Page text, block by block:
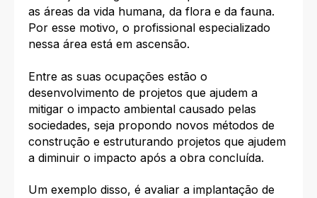
as áreas da vida humana, da flora e da fauna.
Por esse motivo, o profissional especializado
nessa área está em ascensão.
Entre as suas ocupações estão o
desenvolvimento de projetos que ajudem a
mitigar o impacto ambiental causado pelas
sociedades, seja propondo novos métodos de
construção e estruturando projetos que ajudem
a diminuir o impacto após a obra concluída.
Um exemplo disso, é avaliar a implantação de